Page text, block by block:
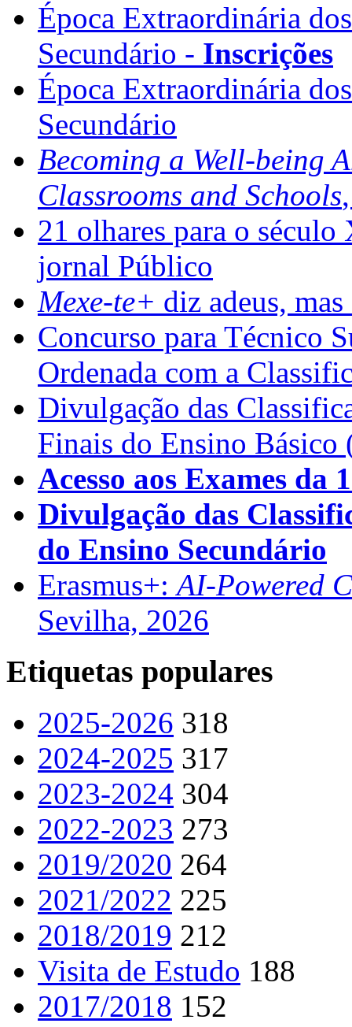
Época Extraordinária
Secundário - Inscrições
Época Extraordinária
Secundário
Becoming a Well-being
Classrooms and Schools
21 olhares para o
jornal Público
Mexe-te+ diz adeus,
Concurso para Técnico
Ordenada com a
Divulgação das
Finais do Ensino Básico
Acesso aos Exames da
Divulgação das
do Ensino Secundário
Erasmus+:AI-Powered
Sevilha, 2026
Etiquetas populares
2025-2026 318
2024-2025 317
2023-2024 304
2022-2023 273
2019/2020 264
2021/2022 225
2018/2019 212
Visita de Estudo 188
2017/2018 152